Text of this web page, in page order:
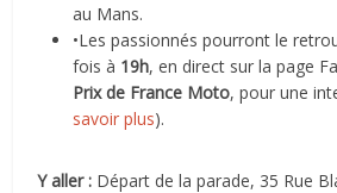
au Mans.
•Les passionnés pourront le
fois à 19h, en direct sur la page
Prix de France Moto, pour une
savoir plus).
Y aller : Départ de la parade, 35 Rue